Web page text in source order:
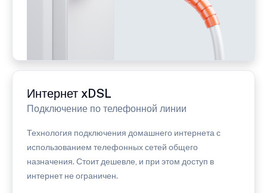
Интернет xDSL
Подключение по телефонной линии
Технология подключения домашнего интернета с
использованием телефонных сетей общего
назначения. Стоит дешевле, и при этом доступ в
интернет не ограничен.